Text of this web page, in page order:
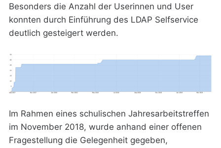
Besonders die Anzahl der Userinnen und User
konnten durch Einführung des LDAP Selfservice
deutlich gesteigert werden.
Im Rahmen eines schulischen Jahresarbeitstreffen
im November 2018, wurde anhand einer offenen
Fragestellung die Gelegenheit gegeben,